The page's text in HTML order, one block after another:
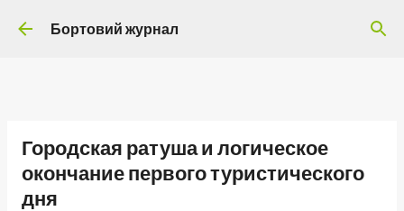
Перейти до основного вмісту
Бортовий журнал
Городская ратуша и логическое
окончание первого туристического
дня